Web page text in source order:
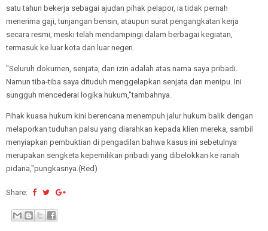
satu tahun bekerja sebagai ajudan pihak pelapor, ia tidak pernah
menerima gaji, tunjangan bensin, ataupun surat pengangkatan kerja
secara resmi, meski telah mendampingi dalam berbagai kegiatan,
termasuk ke luar kota dan luar negeri.
"Seluruh dokumen, senjata, dan izin adalah atas nama saya pribadi.
Namun tiba-tiba saya dituduh menggelapkan senjata dan menipu. Ini
sungguh mencederai logika hukum,"tambahnya.
Pihak kuasa hukum kini berencana menempuh jalur hukum balik dengan
melaporkan tuduhan palsu yang diarahkan kepada klien mereka, sambil
menyiapkan pembuktian di pengadilan bahwa kasus ini sebetulnya
merupakan sengketa kepemilikan pribadi yang dibelokkan ke ranah
pidana,"pungkasnya.(Red)
Share: